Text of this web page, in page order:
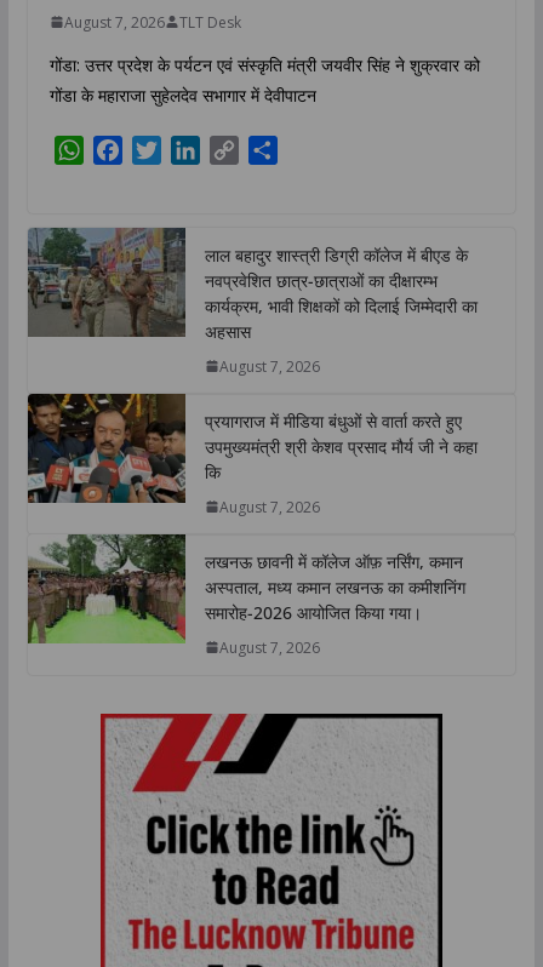
August 7, 2026 TLT Desk
गोंडा: उत्तर प्रदेश के पर्यटन एवं संस्कृति मंत्री जयवीर सिंह ने शुक्रवार को
गोंडा के महाराजा सुहेलदेव सभागार में देवीपाटन
W
t
s
A
p
e
b
o
o
t
t
e
r
e
d
n
L
i
n
e
लाल बहादुर शास्त्री डिग्री कॉलेज में बीएड के
नवप्रवेशित छात्र-छात्राओं का दीक्षारम्भ
कार्यक्रम, भावी शिक्षकों को दिलाई जिम्मेदारी का
अहसास
August 7, 2026
प्रयागराज में मीडिया बंधुओं से वार्ता करते हुए
उपमुख्यमंत्री श्री केशव प्रसाद मौर्य जी ने कहा
कि
August 7, 2026
लखनऊ छावनी में कॉलेज ऑफ़ नर्सिंग, कमान
अस्पताल, मध्य कमान लखनऊ का कमीशनिंग
समारोह-2026 आयोजित किया गया।
August 7, 2026